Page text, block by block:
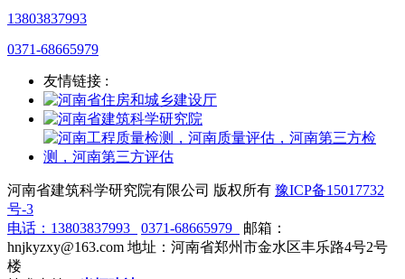
13803837993
0371-68665979
友情链接 :
河南省建筑科学研究院有限公司 版权所有 豫ICP备15017732
号-3
电话： 13803837993 0371-68665979
邮箱：
hnjkyzxy@163.com 地址：河南省郑州市金水区丰乐路4号2号
楼